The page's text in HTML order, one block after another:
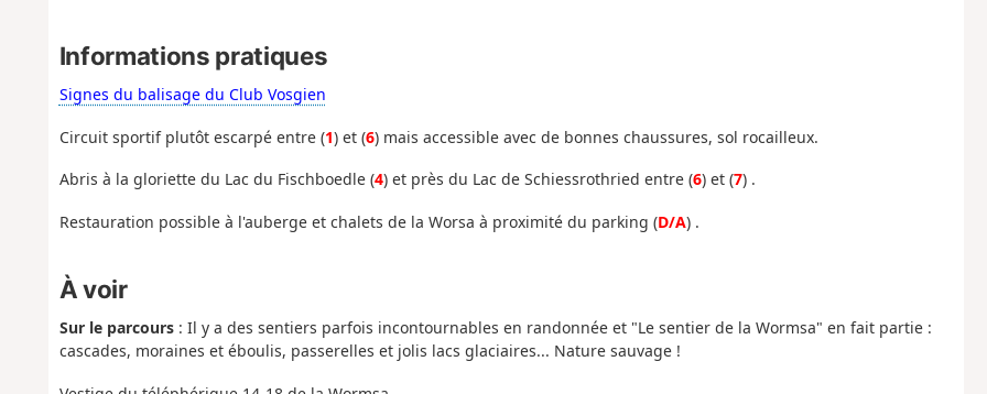
Informations pratiques
Signes du balisage du Club Vosgien
Circuit sportif plutôt escarpé entre (1) et (6) mais accessible avec de bonnes chaussures, sol rocailleux.
Abris à la gloriette du Lac du Fischboedle (4) et près du Lac de Schiessrothried entre (6) et (7) .
Restauration possible à l'auberge et chalets de la Worsa à proximité du parking (D/A) .
À voir
Sur le parcours : Il y a des sentiers parfois incontournables en randonnée et "Le sentier de la Wormsa" en fait partie :
cascades, moraines et éboulis, passerelles et jolis lacs glaciaires... Nature sauvage !